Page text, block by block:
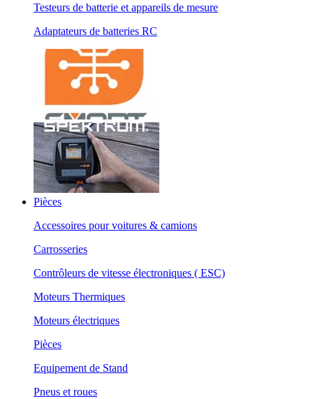
Testeurs de batterie et appareils de mesure
Adaptateurs de batteries RC
Pièces
Accessoires pour voitures & camions
Carrosseries
Contrôleurs de vitesse électroniques ( ESC)
Moteurs Thermiques
Moteurs électriques
Pièces
Equipement de Stand
Pneus et roues